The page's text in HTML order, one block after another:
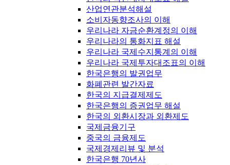
산업연관분석해설
소비자동향조사의 이해
우리나라 자금순환계정의 이해
우리나라의 통화지표 해설
우리나라 국제수지통계의 이해
우리나라 국제투자대조표의 이해
한국은행의 발권업무
화폐관련 발간자료
한국의 지급결제제도
한국은행의 증권업무 해설
한국의 외환시장과 외환제도
국제금융기구
중국의 금융제도
국제경제리뷰 및 분석
한국은행 70년사